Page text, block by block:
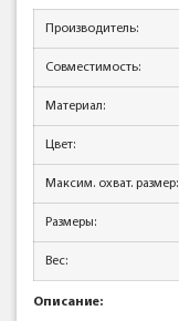
Производитель:
Совместимость:
Материал:
Цвет:
Максим. охват. размер:
Размеры:
Вес:
Описание: